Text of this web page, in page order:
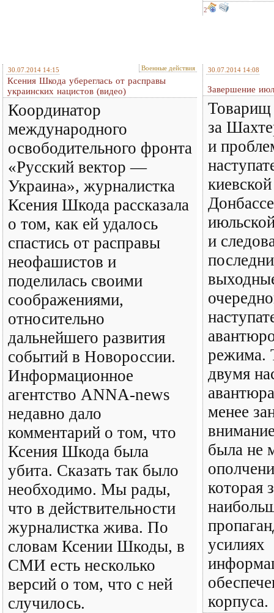
2
30.07.2014 14:15 Военные действия
Ксения Шкода убереглась от расправы
украинских нацистов (видео)
Координатор
международного
освободительного фронта
«Русский вектор —
Украина», журналистка
Ксения Шкода рассказала
о том, как ей удалось
спастись от расправы
неофашистов и
поделилась своими
соображениями,
относительно
дальнейшего развития
событий в Новороссии.
Информационное
агентство ANNA-news
недавно дало
комментарий о том, что
Ксения Шкода была
убита. Сказать так было
необходимо. Мы рады,
что в действительности
журналистка жива. По
словам Ксении Шкоды, в
СМИ есть несколько
версий о том, что с ней
случилось.
30.07.2014 14:08
Завершение
Товарищ
за
и
и
режима.
двумя
менее
была не
которая
усилиях
корпуса.